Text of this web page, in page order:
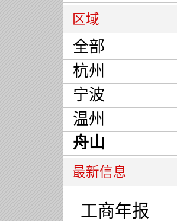
区域
全部
杭州
宁波
温州
舟山
最新信息
工商年报